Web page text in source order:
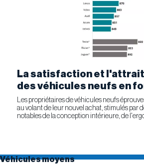
La satisfaction et l'attrait
des véhicules neufs en
Les propriétaires de véhicules neufs
au volant de leur nouvel achat, stimulés par
notables de la conception intérieure, de
Véhicules moyens